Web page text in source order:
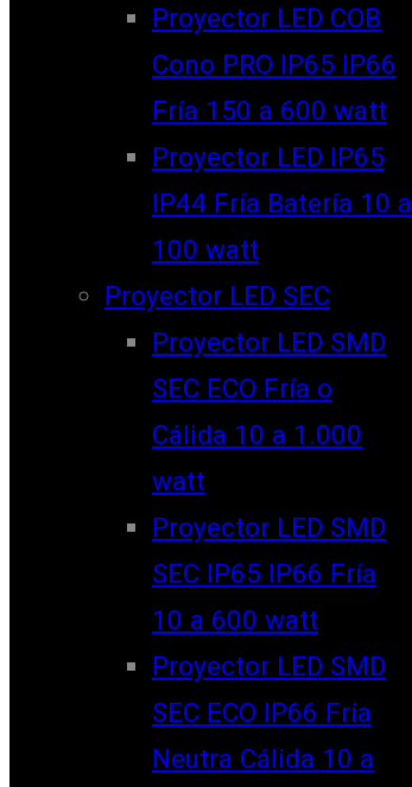
Proyector LED COB
Cono PRO IP65 IP66
Fría 150 a 600 watt
Proyector LED IP65
IP44 Fría Batería 10 a
100 watt
Proyector LED SEC
Proyector LED SMD
SEC ECO Fría o
Cálida 10 a 1.000
watt
Proyector LED SMD
SEC IP65 IP66 Fría
10 a 600 watt
Proyector LED SMD
SEC ECO IP66 Fría
Neutra Cálida 10 a